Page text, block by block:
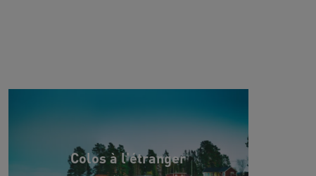
Colos à l'étranger